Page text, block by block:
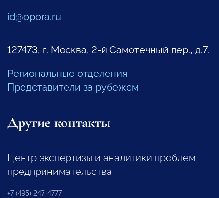
id@opora.ru
127473, г. Москва, 2-й Самотечный пер., д.7.
Региональные отделения
Представители за рубежом
Другие контакты
Центр экспертизы и аналитики проблем
предпринимательства
+7 (495) 247-4777